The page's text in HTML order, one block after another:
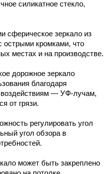
силикатное стекло,
сферическое зеркало из
острыми кромками, что
местах и на производстве.
дорожное зеркало
благодаря
— УФ-лучам,
от грязи.
регулировать угол
угол обзора в
может быть закреплено